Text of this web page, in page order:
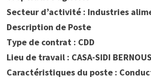
Secteur d’activité : Industries
Description de Poste
Type de contrat : CDD
Lieu de travail : CASA-SIDI
Caractéristiques du poste :